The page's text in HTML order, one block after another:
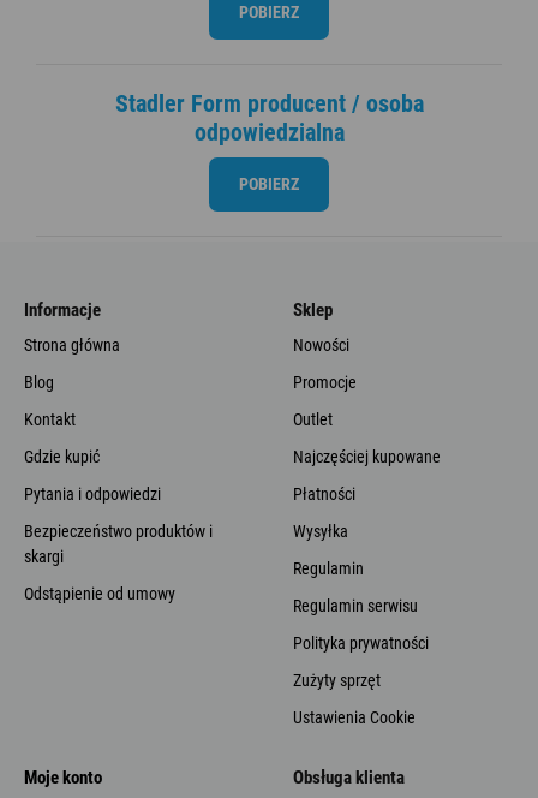
POBIERZ
Stadler Form producent / osoba
odpowiedzialna
POBIERZ
Informacje
Strona główna
Blog
Kontakt
Gdzie kupić
Pytania i odpowiedzi
Bezpieczeństwo produktów i
skargi
Odstąpienie od umowy
Sklep
Nowości
Promocje
Outlet
Najczęściej kupowane
Płatności
Wysyłka
Regulamin
Regulamin serwisu
Polityka prywatności
Zużyty sprzęt
Ustawienia Cookie
Moje konto Obsługa klienta